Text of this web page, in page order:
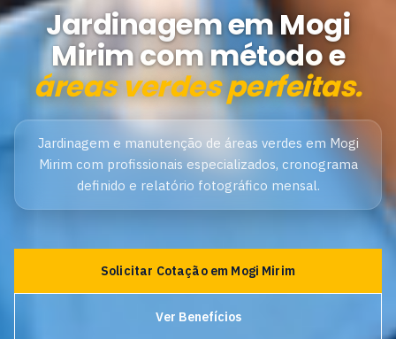
Jardinagem em Mogi
Mirim com método e
áreas verdes perfeitas.
Jardinagem e manutenção de áreas verdes em Mogi
Mirim com profissionais especializados, cronograma
definido e relatório fotográfico mensal.
Solicitar Cotação em Mogi Mirim
Ver Benefícios